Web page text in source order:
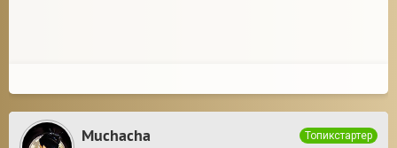
Muchacha
Топикстартер